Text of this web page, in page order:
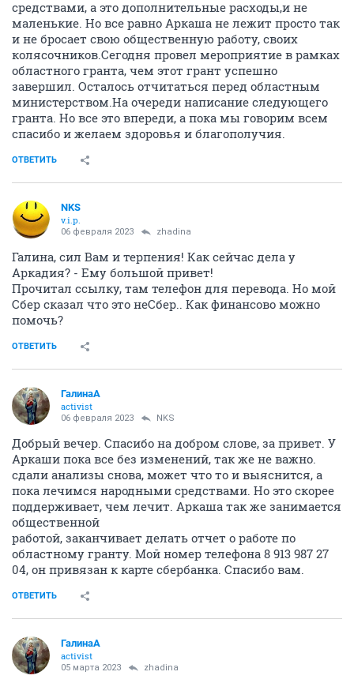
средствами, а это дополнительные расходы,и не
маленькие. Но все равно Аркаша не лежит просто так
и не бросает свою общественную работу, своих
колясочников.Сегодня провел мероприятие в рамках
областного гранта, чем этот грант успешно
завершил. Осталось отчитаться перед областным
министерством.На очереди написание следующего
гранта. Но все это впереди, а пока мы говорим всем
спасибо и желаем здоровья и благополучия.
ОТВЕТИТЬ
NKS
v.i.p.
06 февраля 2023 zhadina
Галина, сил Вам и терпения! Как сейчас дела у
Аркадия? - Ему большой привет!
Прочитал ссылку, там телефон для перевода. Но мой
Сбер сказал что это неСбер.. Как финансово можно
помочь?
ОТВЕТИТЬ
ГалинаА
activist
06 февраля 2023 NKS
Добрый вечер. Спасибо на добром слове, за привет. У
Аркаши пока все без изменений, так же не важно.
сдали анализы снова, может что то и выяснится, а
пока лечимся народными средствами. Но это скорее
поддерживает, чем лечит. Аркаша так же занимается
общественной
работой, заканчивает делать отчет о работе по
областному гранту. Мой номер телефона 8 913 987 27
04, он привязан к карте сбербанка. Спасибо вам.
ОТВЕТИТЬ
ГалинаА
activist
05 марта 2023 zhadina